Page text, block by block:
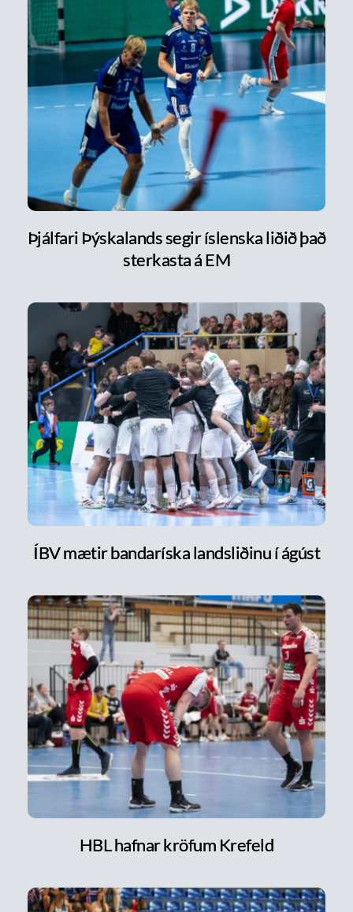
Þjálfari Þýskalands segir íslenska liðið það
sterkasta á EM
ÍBV mætir bandaríska landsliðinu í ágúst
HBL hafnar kröfum Krefeld